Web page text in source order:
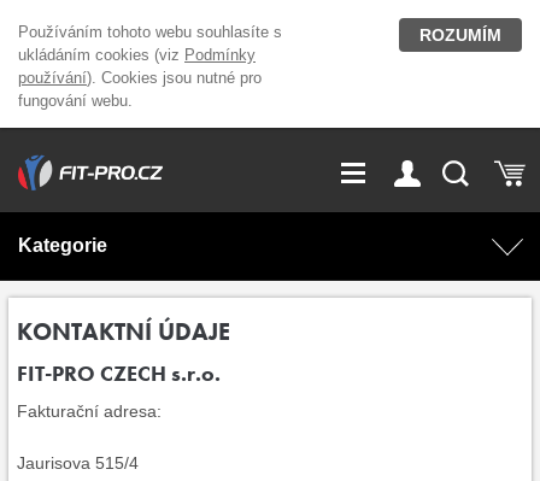
Používáním tohoto webu souhlasíte s
ukládáním cookies (viz Podmínky
používání). Cookies jsou nutné pro
fungování webu.
ROZUMÍM
GDPR
Kariéra
Přihlášení
Kategorie
Doplňky stravy
KONTAKTNÍ ÚDAJE
FIT-PRO CZECH s.r.o.
Fakturační adresa:
Jaurisova 515/4